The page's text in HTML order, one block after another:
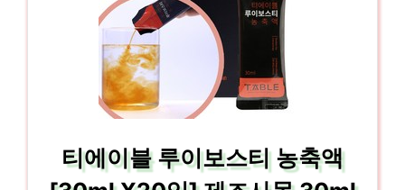
티에이블 루이보스티 농축액